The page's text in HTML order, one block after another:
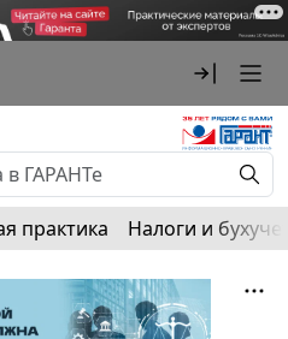
практика Налоги и